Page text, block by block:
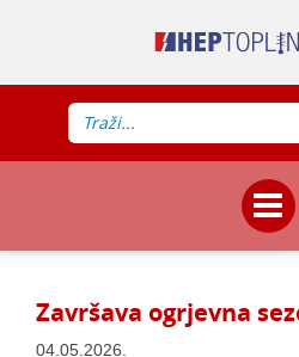
Završava ogrjevna
04.05.2026.